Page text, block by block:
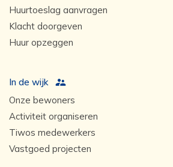
Huurtoeslag aanvragen
Klacht doorgeven
Huur opzeggen
In de wijk
Onze bewoners
Activiteit organiseren
Tiwos medewerkers
Vastgoed projecten